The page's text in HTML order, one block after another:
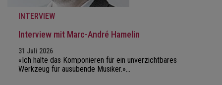
INTERVIEW
Interview mit Marc-André Hamelin
31 Juli 2026
«Ich halte das Komponieren für ein unverzichtbares
Werkzeug für ausübende Musiker.»…